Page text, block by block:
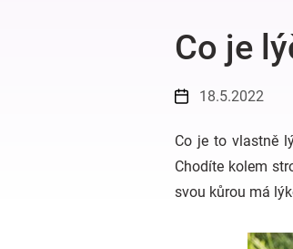
Co je
18.5.2022
Co je to vlastně
Chodíte kolem
svou kůrou má